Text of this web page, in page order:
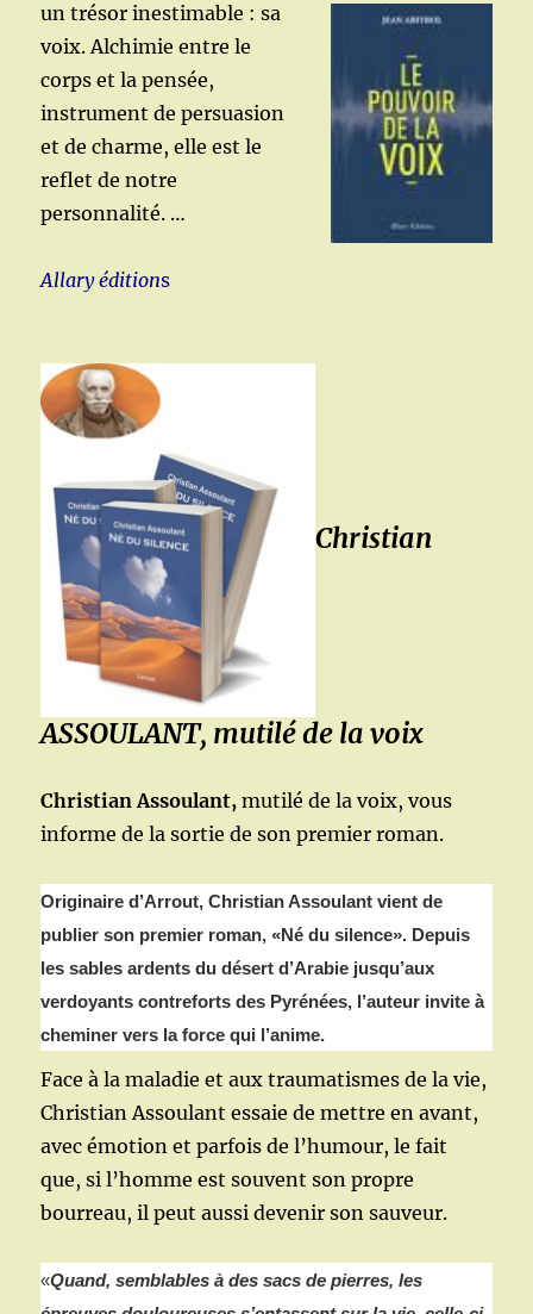
un trésorinestimable : sa
voix. Alchimie entre le
corps et la pensée,
instrument de persuasion
et de charme, elle est le
reflet de notre
personnalité. …
Allary éditions
Christian
ASSOULANT, mutilé de la voix
Christian Assoulant,mutilé de la voix, vous
informe de la sortie de son premier roman.
Originaire d’Arrout, Christian Assoulant vient de
publier son premier roman, «Né du silence». Depuis
les sables ardents du désert d’Arabie jusqu’aux
verdoyants contreforts des Pyrénées, l’auteur invite à
cheminer vers la force qui l’anime.
Face à la maladie et aux traumatismes de la vie,
Christian Assoulant essaie de mettre en avant,
avec émotion et parfois de l’humour, le fait
que, si l’homme est souvent son propre
bourreau, il peut aussi devenir son sauveur.
«Quand, semblables à des sacs de pierres, les